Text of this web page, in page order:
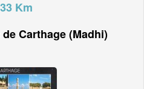
Km
Carthage (Madhi)